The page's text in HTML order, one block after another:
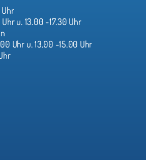
u. 13.00 -17.30 Uhr
Uhr u. 13.00 -15.00 Uhr